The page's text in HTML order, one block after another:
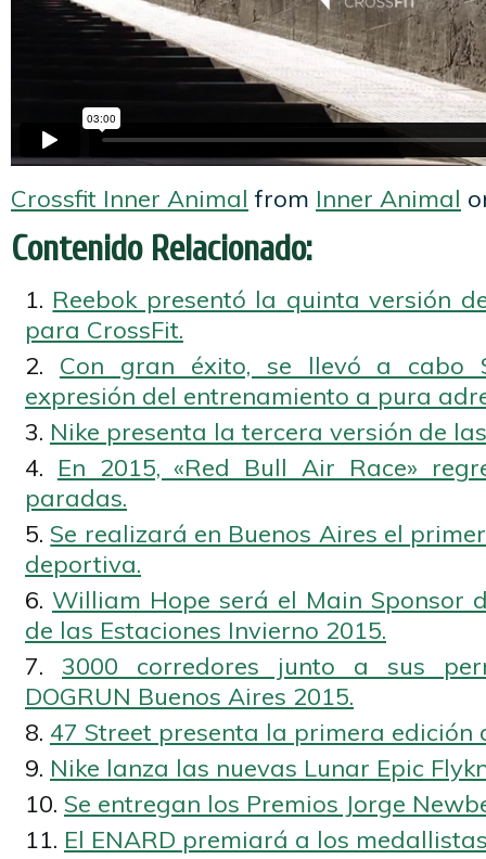
Crossfit Inner Animal from Inner Animal
Contenido Relacionado:
Reebok presentó la quinta versión
para CrossFit.
Con gran éxito, se llevó a cabo
expresión del entrenamiento a pura
Nike presenta la tercera versión de
En 2015, «Red Bull Air Race»
paradas.
Se realizará en Buenos Aires el
deportiva.
William Hope será el Main Sponsor
de las Estaciones Invierno 2015.
3000 corredores junto a sus
DOGRUN Buenos Aires 2015.
47 Street presenta la primera edición
Nike lanza las nuevas Lunar Epic
Se entregan los Premios Jorge
El ENARD premiará a los